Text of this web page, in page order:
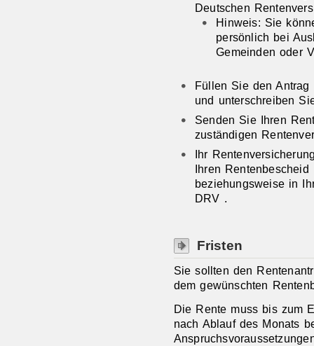
Deutschen
Hinweis: Sie
persönlich bei
Gemeinden oder
Füllen Sie den
und unterschreiben
Senden Sie Ihren
zuständigen
Ihr
Ihren
beziehungsweise in
DRV .
Fristen
Sie sollten den
dem gewünschten
Die Rente muss bis zum
nach Ablauf des Monats